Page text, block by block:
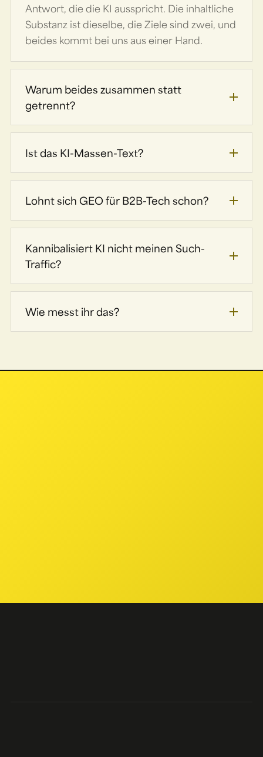
Antwort, die die KI ausspricht. Die inhaltliche
Substanz ist dieselbe, die Ziele sind zwei, und
beides kommt bei uns aus einer Hand.
Warum beides zusammen statt
getrennt?
Ist das KI-Massen-Text?
Lohnt sich GEO für B2B-Tech schon?
Kannibalisiert KI nicht meinen Such-
Traffic?
Wie messt ihr das?